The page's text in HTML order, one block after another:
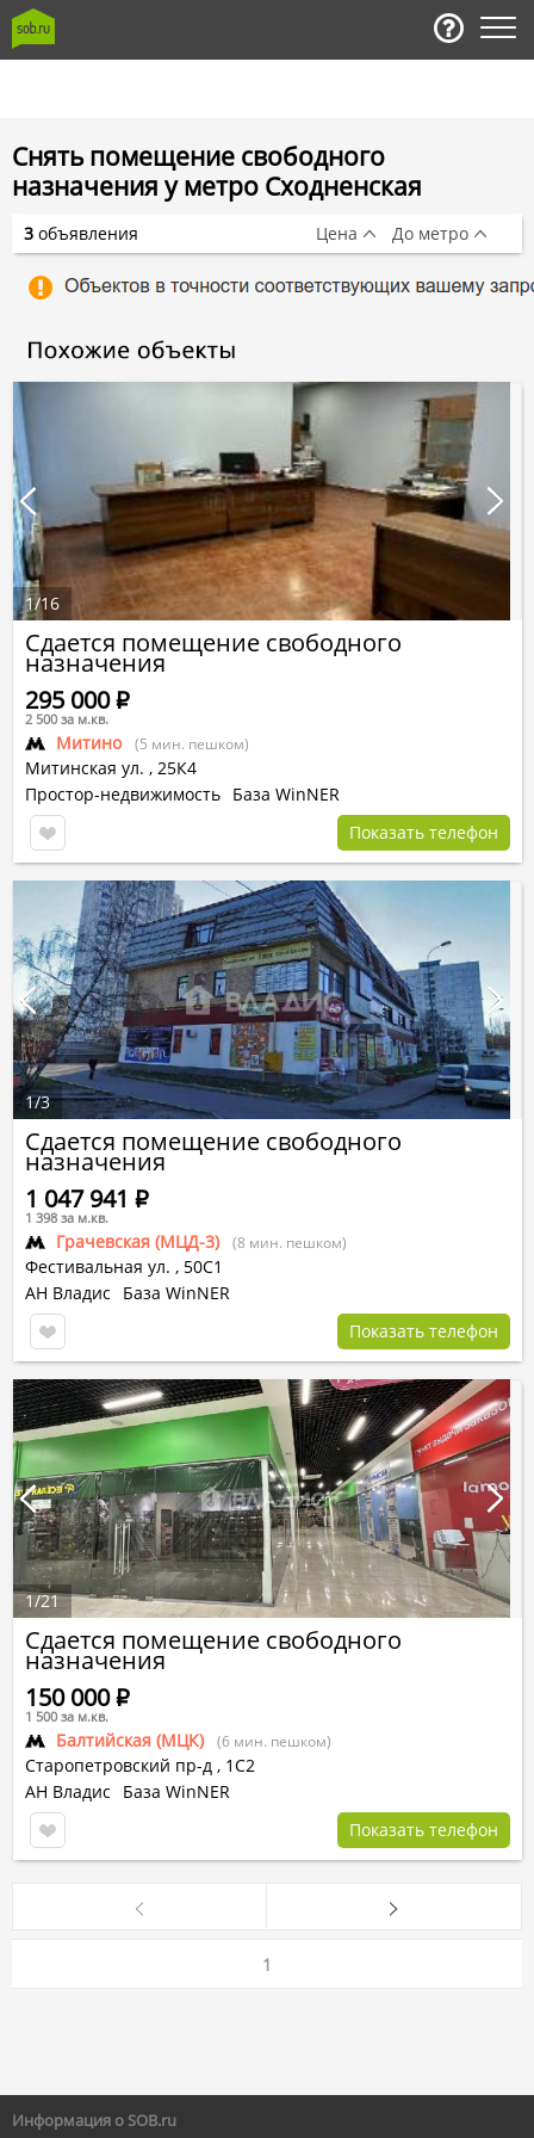
Снять помещение свободного
назначения у метро Сходненская
Сдается помещение свободного
назначения
Митино (5 мин. пешком)
Митинская ул. , 25К4
295 000Р
2 500 за м.кв.
Простор-недвижимость База WinNER
Показать телефон
1/16
Сдается помещение свободного
назначения
Грачевская (МЦД-3) (8 мин. пешком)
Фестивальная ул. , 50С1
1 047 941 Р
1 398 за м.кв.
АН Владис
База WinNER
Показать телефон
1/3
Сдается помещение свободного
назначения
Балтийская (МЦК) (6 мин. пешком)
Старопетровский пр-д , 1С2
150 000Р
1 500 за м.кв.
АН Владис
База WinNER
Показать телефон
1/21
3 объявления Цена До метро
1
Информация о SOB.ru